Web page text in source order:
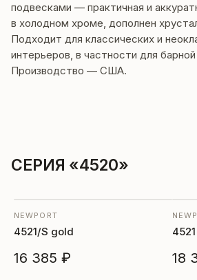
подвесками — практичная и
в холодном хроме, дополнен
Подходит для классических и
интерьеров, в частности для
Производство — США.
СЕРИЯ «4520»
NEWPORT
4521/S gold
16 385 ₽ 18